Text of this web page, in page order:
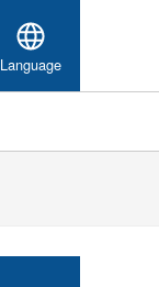
Language